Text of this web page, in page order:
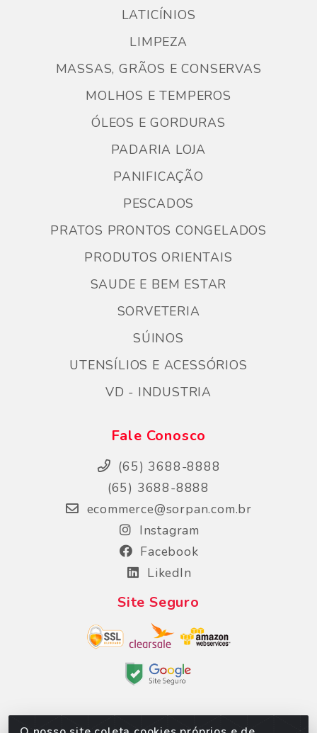
LATICÍNIOS
LIMPEZA
MASSAS, GRÃOS E CONSERVAS
MOLHOS E TEMPEROS
ÓLEOS E GORDURAS
PADARIA LOJA
PANIFICAÇÃO
PESCADOS
PRATOS PRONTOS CONGELADOS
PRODUTOS ORIENTAIS
SAUDE E BEM ESTAR
SORVETERIA
SÚINOS
UTENSÍLIOS E ACESSÓRIOS
VD - INDUSTRIA
Fale Conosco
(65) 3688-8888
(65) 3688-8888
ecommerce@sorpan.com.br
Instagram
Facebook
LikedIn
Site Seguro